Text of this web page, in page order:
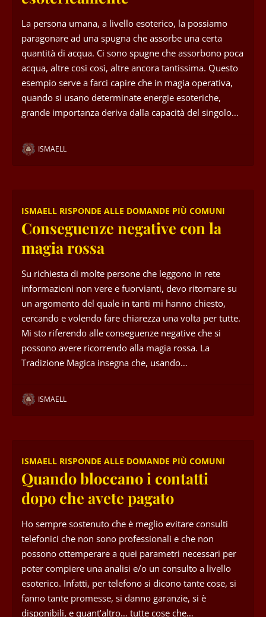
La persona umana, a livello esoterico, la possiamo
paragonare ad una spugna che assorbe una certa
quantità di acqua. Ci sono spugne che assorbono poca
acqua, altre così così, altre ancora tantissima. Questo
esempio serve a farci capire che in magia operativa,
quando si usano determinate energie esoteriche,
grande importanza deriva dalla capacità del singolo…
ISMAELL
ISMAELL RISPONDE ALLE DOMANDE PIÙ COMUNI
Conseguenze negative con la
magia rossa
Su richiesta di molte persone che leggono in rete
informazioni non vere e fuorvianti, devo ritornare su
un argomento del quale in tanti mi hanno chiesto,
cercando e volendo fare chiarezza una volta per tutte.
Mi sto riferendo alle conseguenze negative che si
possono avere ricorrendo alla magia rossa. La
Tradizione Magica insegna che, usando…
ISMAELL
ISMAELL RISPONDE ALLE DOMANDE PIÙ COMUNI
Quando bloccano i contatti
dopo che avete pagato
Ho sempre sostenuto che è meglio evitare consulti
telefonici che non sono professionali e che non
possono ottemperare a quei parametri necessari per
poter compiere una analisi e/o un consulto a livello
esoterico. Infatti, per telefono si dicono tante cose, si
fanno tante promesse, si danno garanzie, si è
disponibili, e quant’altro… tutte cose che…